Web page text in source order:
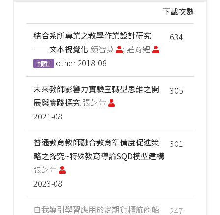
下載次數
634
結合系所專業之教學作業設計研究
──文本視覺化 顏智英 ; 莊育鲤
類型 other2018-08
305
未來教師影響力實驗室轉型思維之開
展與實踐探究 張芝萱
2021-08
301
普通教育教師融合教育準備度促進策
略之探究~特殊教育導論SQD模型建構
張芝萱
2023-08
247
自我導引學習應用於定期貨櫃航商船